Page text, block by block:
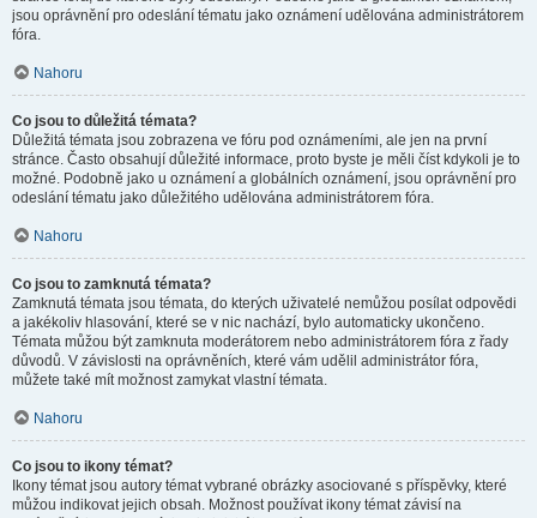
jsou oprávnění pro odeslání tématu jako oznámení udělována administrátorem
fóra.
Nahoru
Co jsou to důležitá témata?
Důležitá témata jsou zobrazena ve fóru pod oznámeními, ale jen na první
stránce. Často obsahují důležité informace, proto byste je měli číst kdykoli je to
možné. Podobně jako u oznámení a globálních oznámení, jsou oprávnění pro
odeslání tématu jako důležitého udělována administrátorem fóra.
Nahoru
Co jsou to zamknutá témata?
Zamknutá témata jsou témata, do kterých uživatelé nemůžou posílat odpovědi
a jakékoliv hlasování, které se v nic nachází, bylo automaticky ukončeno.
Témata můžou být zamknuta moderátorem nebo administrátorem fóra z řady
důvodů. V závislosti na oprávněních, které vám udělil administrátor fóra,
můžete také mít možnost zamykat vlastní témata.
Nahoru
Co jsou to ikony témat?
Ikony témat jsou autory témat vybrané obrázky asociované s příspěvky, které
můžou indikovat jejich obsah. Možnost používat ikony témat závisí na